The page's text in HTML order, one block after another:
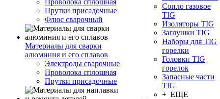
Проволока сплошная
Прутки присадочные
Флюс сварочный
Материалы для сварки
алюминия и его сплавов
Электроды сварочные
Проволока сплошная
Прутки присадочные
Сопло газовое
TIG
Изоляторы TIG
Заглушки TIG
Наборы для TIG
горелки
Головки TIG
горелок
Запасные части
TIG
+ ЕЩЕ